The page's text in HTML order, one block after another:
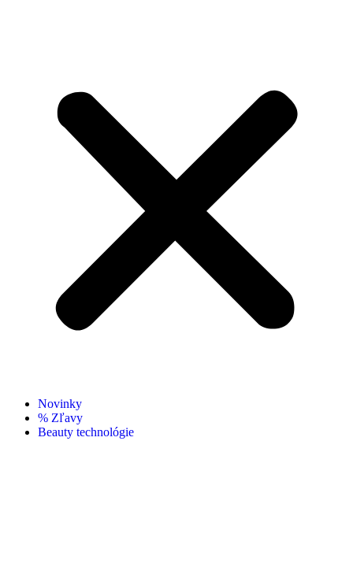
Novinky
% Zľavy
Beauty technológie